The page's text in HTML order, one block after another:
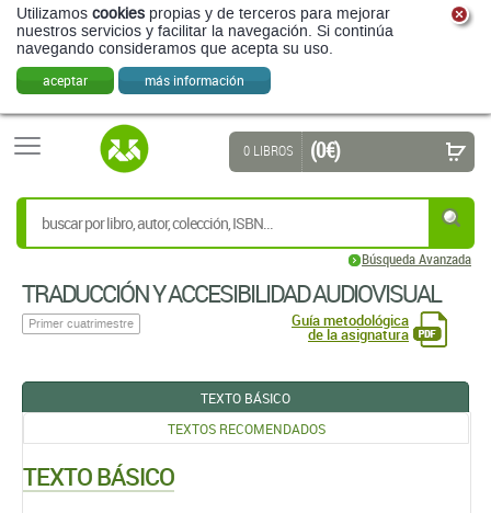
Utilizamos cookies propias y de terceros para mejorar
nuestros servicios y facilitar la navegación. Si continúa
navegando consideramos que acepta su uso.
aceptar más información
Búsqueda Avanzada
0 LIBROS (0 €)
TRADUCCIÓN Y ACCESIBILIDAD AUDIOVISUAL
Primer cuatrimestre Guía metodológica
de la asignatura
TEXTO BÁSICO
TEXTOS RECOMENDADOS
TEXTO BÁSICO